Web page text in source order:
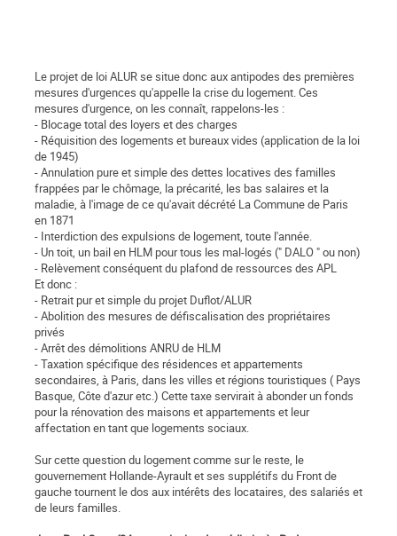
Le projet de loi ALUR se situe donc aux antipodes des premières
mesures d'urgences qu'appelle la crise du logement. Ces
mesures d'urgence, on les connaît, rappelons-les :
- Blocage total des loyers et des charges
- Réquisition des logements et bureaux vides (application de la loi
de 1945)
- Annulation pure et simple des dettes locatives des familles
frappées par le chômage, la précarité, les bas salaires et la
maladie, à l'image de ce qu'avait décrété La Commune de Paris
en 1871
- Interdiction des expulsions de logement, toute l'année.
- Un toit, un bail en HLM pour tous les mal-logés (" DALO " ou non)
- Relèvement conséquent du plafond de ressources des APL
Et donc :
- Retrait pur et simple du projet Duflot/ALUR
- Abolition des mesures de défiscalisation des propriétaires
privés
- Arrêt des démolitions ANRU de HLM
- Taxation spécifique des résidences et appartements
secondaires, à Paris, dans les villes et régions touristiques ( Pays
Basque, Côte d'azur etc.) Cette taxe servirait à abonder un fonds
pour la rénovation des maisons et appartements et leur
affectation en tant que logements sociaux.
Sur cette question du logement comme sur le reste, le
gouvernement Hollande-Ayrault et ses supplétifs du Front de
gauche tournent le dos aux intérêts des locataires, des salariés et
de leurs familles.